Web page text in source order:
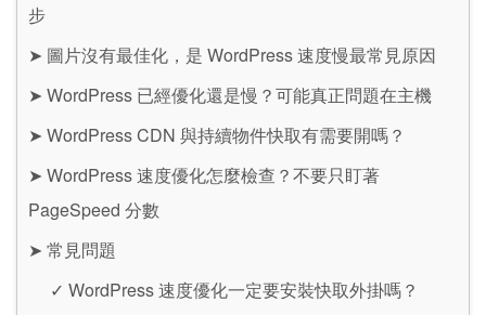
步
➤ 圖片沒有最佳化，是 WordPress 速度慢最常見原因
➤ WordPress 已經優化還是慢？可能真正問題在主機
➤ WordPress CDN 與持續物件快取有需要開嗎？
➤ WordPress 速度優化怎麼檢查？不要只盯著
PageSpeed 分數
➤ 常見問題
✓ WordPress 速度優化一定要安裝快取外掛嗎？